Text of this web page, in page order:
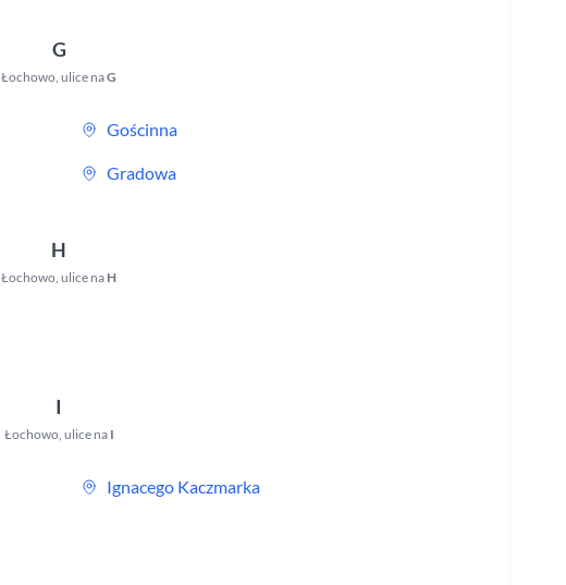
G
Łochowo,ulice naG
Gościnna
Gradowa
H
Łochowo,ulice na H
I
Łochowo, ulice na I
Ignacego Kaczmarka